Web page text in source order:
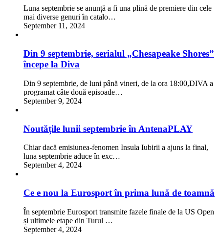
Luna septembrie se anunță a fi una plină de premiere din cele
mai diverse genuri în catalo…
September 11, 2024
Din 9 septembrie, serialul „Chesapeake Shores”
începe la Diva
Din 9 septembrie, de luni până vineri, de la ora 18:00,DIVA a
programat câte două episoade…
September 9, 2024
Noutățile lunii septembrie în AntenaPLAY
Chiar dacă emisiunea-fenomen Insula Iubirii a ajuns la final,
luna septembrie aduce în exc…
September 4, 2024
Ce e nou la Eurosport în prima lună de toamnă
În septembrie Eurosport transmite fazele finale de la US Open
și ultimele etape din Turul …
September 4, 2024